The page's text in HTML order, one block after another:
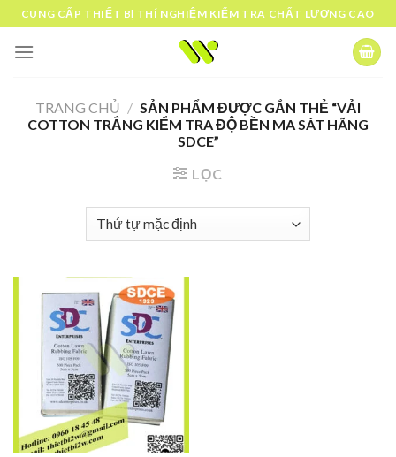
Skip
to
content
CUNG CẤP THIẾT BỊ THÍ NGHIỆM KIỂM TRA CHẤT LƯỢNG CAO
TRANG CHỦ / SẢN PHẨM ĐƯỢC GẮN THẺ “VẢI
COTTON TRẮNG KIỂM TRA ĐỘ BỀN MA SÁT HÃNG
SDCE”
LỌC